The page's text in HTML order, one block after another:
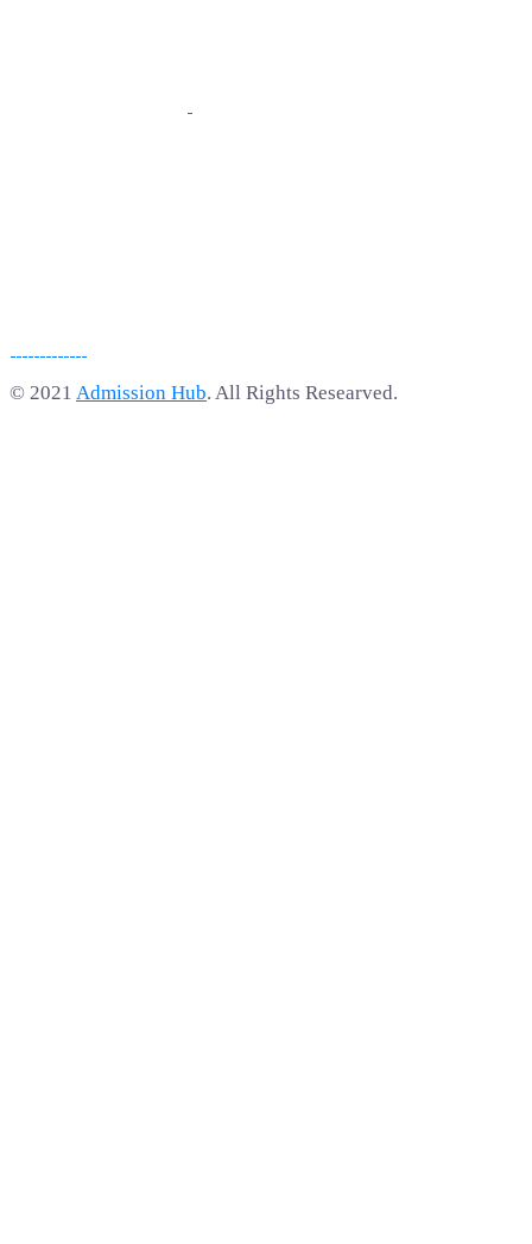
© 2021 Admission Hub. All Rights Researved.